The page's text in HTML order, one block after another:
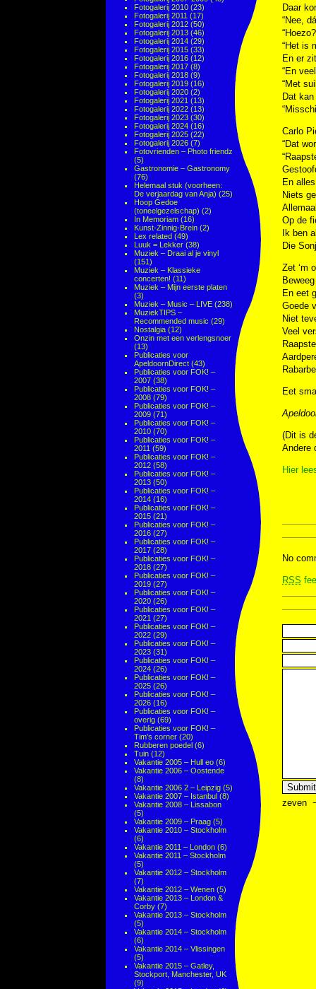
Fotogalerij 2010 (23)
Fotogalerij 2011 (17)
Fotogalerij 2012 (50)
Fotogalerij 2013 (46)
Fotogalerij 2014 (29)
Fotogalerij 2015 (33)
Fotogalerij 2016 (12)
Fotogalerij 2017 (8)
Fotogalerij 2018 (9)
Fotogalerij 2019 (16)
Fotogalerij 2020 (2)
Fotogalerij 2021 (13)
Fotogalerij 2022 (13)
Fotogalerij 2023 (30)
Fotogalerij 2024 (16)
Fotogalerij 2025 (22)
Fotogalerij 2026 (7)
Fotovrienden – Photo friendz
(5)
Gastronomie – Gastronomy
(76)
Helemaal stuk (voorheen:
De verjaardag van Anja) (25)
Hoop Gedoe
(toneelgezelschap) (2)
In Memoriam (16)
Kunst-Zinnig-Brein (2)
Lex related (49)
Luuk = Lekker (38)
Muziek – Draai al je vinyl
(151)
Muziek – Klassieke
concerten! (11)
Muziek – Mijn eerste platen
(3)
Muziek – Music – LIVE (238)
MuziekTIPS –
Recommended music (29)
Nostalgia (12)
Onzin met een verlengsnoer
(13)
Publicaties voor
ApeldoornDirect (43)
Publicaties voor FOK! –
2007 (38)
Publicaties voor FOK! –
2008 (79)
Publicaties voor FOK! –
2009 (71)
Publicaties voor FOK! –
2010 (70)
Publicaties voor FOK! –
2011 (59)
Publicaties voor FOK! –
2012 (58)
Publicaties voor FOK! –
2013 (50)
Publicaties voor FOK! –
2014 (16)
Publicaties voor FOK! –
2015 (21)
Publicaties voor FOK! –
2016 (27)
Publicaties voor FOK! –
2017 (28)
Publicaties voor FOK! –
2018 (27)
Publicaties voor FOK! –
2019 (27)
Publicaties voor FOK! –
2020 (26)
Publicaties voor FOK! –
2021 (27)
Publicaties voor FOK! –
2022 (29)
Publicaties voor FOK! –
2023 (31)
Publicaties voor FOK! –
2024 (26)
Publicaties voor FOK! –
2025 (26)
Publicaties voor FOK! –
2026 (16)
Publicaties voor FOK! –
overig (69)
Publicaties voor FOK! –
Tim's corner (20)
Rubberen poedel (6)
Tuin (12)
Vakantie 2005 – Hull eo (6)
Vakantie 2006 – Oostende
(8)
Vakantie 2006 2 – Leipzig (5)
Vakantie 2007 – Istanbul (8)
Vakantie 2008 – Lissabon
(5)
Vakantie 2009 – Praag (5)
Vakantie 2010 – Stockholm
(6)
Vakantie 2011 – London (6)
Vakantie 2011 – Stockholm
(5)
Vakantie 2012 – Stockholm
(7)
Vakantie 2012 – Wenen (5)
Vakantie 2013 – London &
Corby (7)
Vakantie 2013 – Stockholm
(5)
Vakantie 2014 – Stockholm
(6)
Vakantie 2014 – Vlissingen
(5)
Vakantie 2015 – Gatley,
Stockport, Manchester, UK
(9)
Daar
“Nee,
“Het is
En er
“En
“Met
Dat
Carlo
“Dat
En
Niets
Op de
Ik ben
Die
Zet ‘m
En eet
Goede
Niet
Veel
Eet
(Dit is
Andere
Hier
No
RSS
zeven